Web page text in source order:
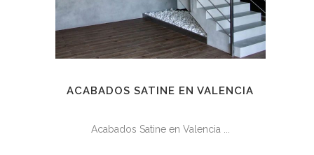
ACABADOS SATINE EN VALENCIA
Acabados Satine en Valencia ...